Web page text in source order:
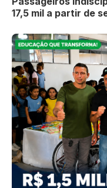
17,5 mil a partir de